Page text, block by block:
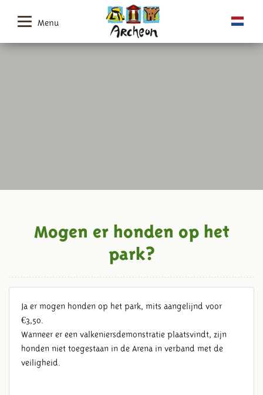
Menu
PARK?
Mogen er honden op het
park?
Ja er mogen honden op het park, mits aangelijnd voor
€3,50.
Wanneer er een valkeniersdemonstratie plaatsvindt, zijn
honden niet toegestaan in de Arena in verband met de
veiligheid.